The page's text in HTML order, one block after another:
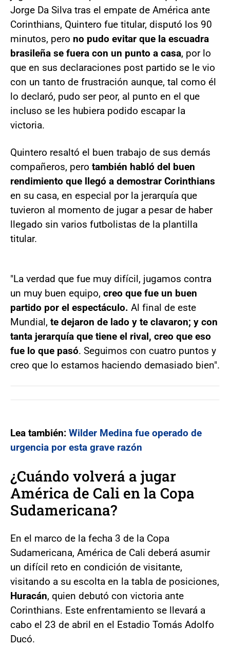
Jorge Da Silva tras el empate de América ante
Corinthians, Quintero fue titular, disputó los 90
minutos, pero no pudo evitar que la escuadra
brasileña se fuera con un punto a casa, por lo
que en sus declaraciones post partido se le vio
con un tanto de frustración aunque, tal como él
lo declaró, pudo ser peor, al punto en el que
incluso se les hubiera podido escapar la
victoria.
Quintero resaltó el buen trabajo de sus demás
compañeros, pero también habló del buen
rendimiento que llegó a demostrar Corinthians
en su casa, en especial por la jerarquía que
tuvieron al momento de jugar a pesar de haber
llegado sin varios futbolistas de la plantilla
titular.
"La verdad que fue muy difícil, jugamos contra
un muy buen equipo, creo que fue un buen
partido por el espectáculo. Al final de este
Mundial, te dejaron de lado y te clavaron; y con
tanta jerarquía que tiene el rival, creo que eso
fue lo que pasó. Seguimos con cuatro puntos y
creo que lo estamos haciendo demasiado bien".
Lea también: Wilder Medina fue operado de
urgencia por esta grave razón
¿Cuándo volverá a jugar
América de Cali en la Copa
Sudamericana?
En el marco de la fecha 3 de la Copa
Sudamericana, América de Cali deberá asumir
un difícil reto en condición de visitante,
visitando a su escolta en la tabla de posiciones,
Huracán, quien debutó con victoria ante
Corinthians. Este enfrentamiento se llevará a
cabo el 23 de abril en el Estadio Tomás Adolfo
Ducó.